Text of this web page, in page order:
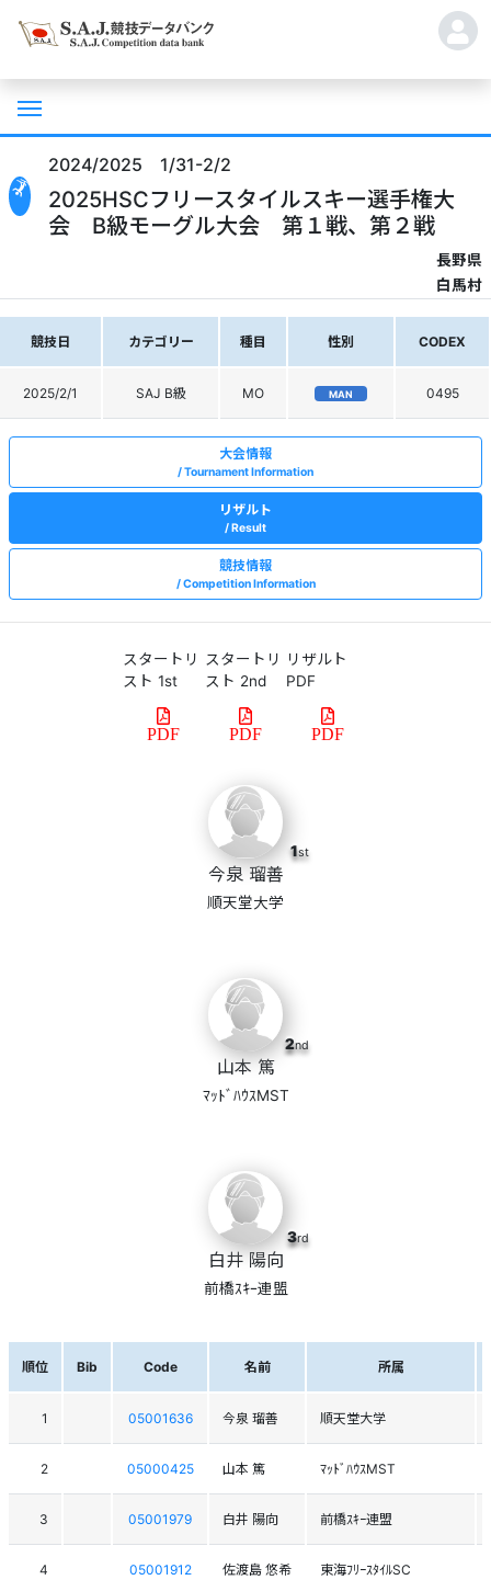
2024/2025 1/31-2/2
2025HSCフリースタイルスキー選手権大
会 B級モーグル大会 第１戦、第２戦
長野県
白馬村
競技日 カテゴリー 種目 性別 CODEX
2025/2/1 SAJ B級 MO MAN 0495
大会情報
Tournament Information
リザルト
Result
競技情報
Competition Information
スタートリ
スト 1st
PDF
スタートリ
スト 2nd
PDF
リザルト
PDF
PDF
1st
今泉 瑠善
順天堂大学
2nd
山本 篤
ﾏｯﾄﾞﾊｳｽMST
3rd
白井 陽向
前橋ｽｷｰ連盟
順位 Bib Code 名前 所属
1 05001636 今泉 瑠善 順天堂大学
2 05000425 山本 篤 ﾏｯﾄﾞﾊｳｽMST
3 05001979 白井 陽向 前橋ｽｷｰ連盟
4 05001912 佐渡島 悠希 東海ﾌﾘｰｽﾀｲﾙSC